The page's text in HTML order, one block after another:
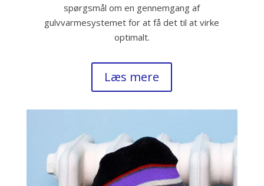
spørgsmål om en gennemgang af
gulvvarmesystemet for at få det til at virke
optimalt.
Læs mere